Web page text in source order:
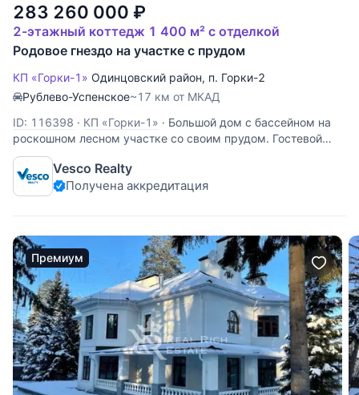
283 260 000 ₽
2-этажный коттедж 1 400 м² с отделкой
Родовое гнездо на участке с прудом
КП «Горки-1» Одинцовский район, п. Горки-2
Рублево-Успенское~17 км от МКАД
ID: 116398 · КП «Горки-1» · Большой дом с бассейном на
роскошном лесном участке со своим прудом. Гостевой
дом 400 кв м с новым дорогим современным ремонтом - в
подарок. Планировка: 1 этаж: холл, большая гардеробная,
су, большой двухсветный холл с лестницей наверх,
Vesco Realty
Получена аккредитация
Премиум